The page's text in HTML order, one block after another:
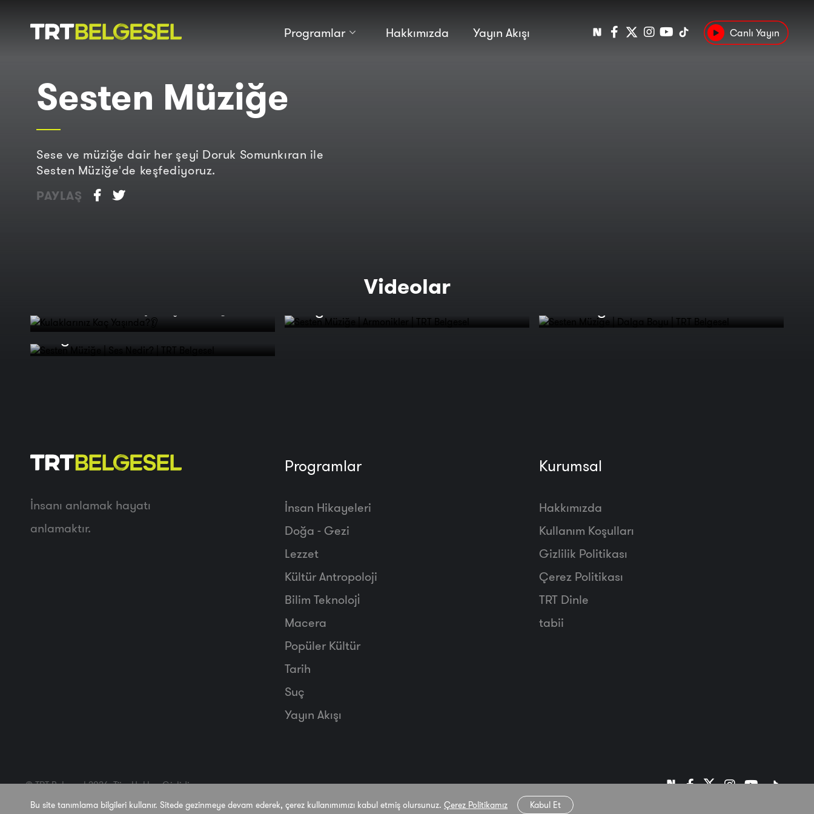
Programlar
İnsan
Hikayeleri
Gezi
Lezzet
Antropoloji
Hakkımızda Yayın Akışı Canlı Yayın
Sesten Müziğe
Sese ve müziğe dair her şeyi Doruk Somunkıran ile
Sesten Müziğe'de keşfediyoruz.
PAYLAŞ
Videolar
Sesten Müziğe | Armonikler | TRT
Sesten Müziğe | Ses Nedir? | TRT
Belgesel
Bu site tanımlama bilgileri kullanır. Sitede gezinmeye devam ederek, çerez kullanımımızı kabul etmiş olursunuz. Çerez Politikamız Kabul Et
İnsanı anlamak hayatı
anlamaktır.
Programlar
İnsan Hikayeleri
Doğa - Gezi
Lezzet
Kültür Antropoloji
Bilim Teknoloji̇
Macera
Popüler Kültür
Tarih
Suç
Yayın Akışı
Kurumsal
Hakkımızda
Kullanım Koşulları
Gizlilik Politikası
Çerez Politikası
TRT Dinle
tabii
© TRT Belgesel 2026. Tüm Hakları Gizlidir.